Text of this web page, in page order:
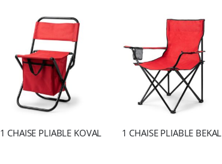
1 CHAISE PLIABLE KOVAL 1 CHAISE PLIABLE BEKAL